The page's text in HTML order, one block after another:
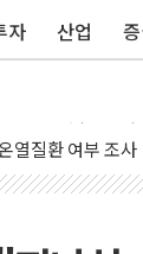
자 산업
피서객 7명 고립…
…페르세우스 유
열질환 여부 조사
집중 편성…체감
강한 비...가